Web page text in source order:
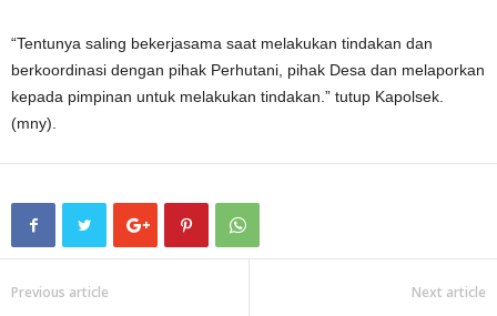
“Tentunya saling bekerjasama saat melakukan tindakan dan
berkoordinasi dengan pihak Perhutani, pihak Desa dan melaporkan
kepada pimpinan untuk melakukan tindakan.” tutup Kapolsek.
(mny).
Previous article Next article